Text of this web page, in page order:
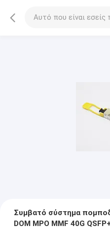
Συμβατό σύστημα
DOM MPO MMF 40G